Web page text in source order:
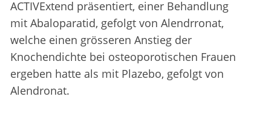
ACTIVExtend präsentiert, einer Behandlung
mit Abaloparatid, gefolgt von Alendrronat,
welche einen grösseren Anstieg der
Knochendichte bei osteoporotischen Frauen
ergeben hatte als mit Plazebo, gefolgt von
Alendronat.